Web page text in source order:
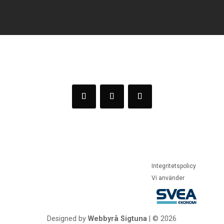
Integritetspolicy
Vi använder
Designed byWebbyrå Sigtuna | © 2026